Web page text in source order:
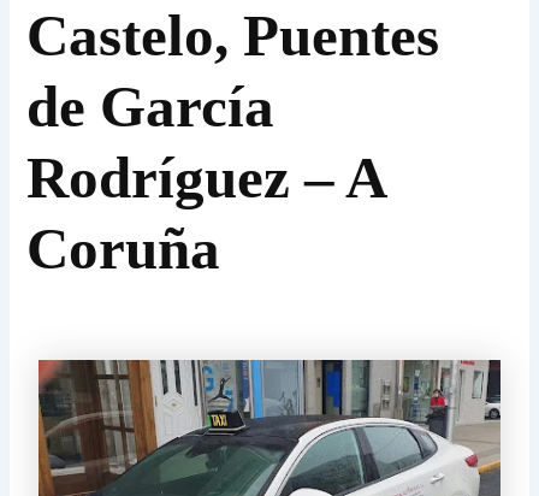
Castelo, Puentes
de García
Rodríguez – A
Coruña